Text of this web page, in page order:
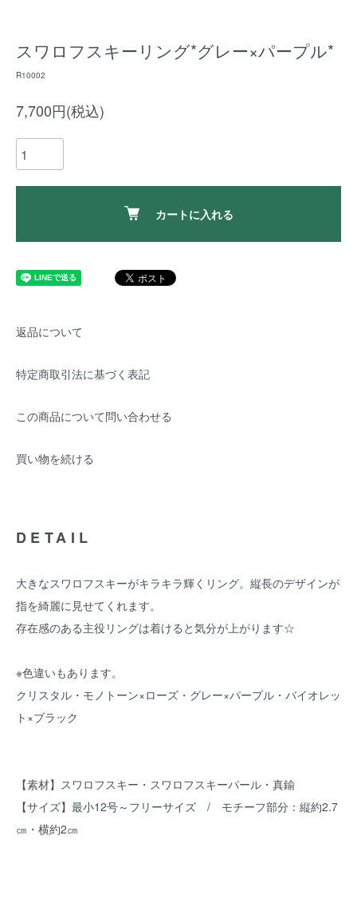
スワロフスキーリング*グレー×パープル*
R10002
7,700円(税込)
カートに入れる
返品について
特定商取引法に基づく表記
この商品について問い合わせる
買い物を続ける
DETAIL
大きなスワロフスキーがキラキラ輝くリング。縦長のデザインが
指を綺麗に見せてくれます。
存在感のある主役リングは着けると気分が上がります☆
※色違いもあります。
クリスタル ・ モノトーン×ローズ ・グレー×パープル・ バイオレッ
ト×ブラック
【素材】スワロフスキー・スワロフスキーパール・真鍮
【サイズ】最小12号～フリーサイズ / モチーフ部分：縦約2.7
㎝・横約2㎝